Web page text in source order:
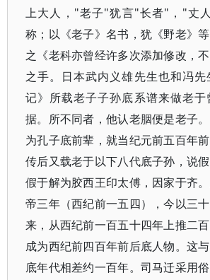
上大人，"老子"犹言"长者"，"丈
称；以《老子》名书，犹《野老》
之《老科亦曾经许多次添加修改，
之手。日本武内义雄先生也和冯先
记》所载老子子孙底系谱来做老于
据。所不同者，他认老胭便是老子
为孔子底前辈，就当纪元前五百年
传后又载老于以下八代底子孙，说
假于解为胶西王印太傅，因家于齐
帝三年（西纪前一五四），今以三
来，从西纪前一百五十四年上推二
成为西纪前四百年前后底人物。这
底年代相差约一百年。司马迁采用